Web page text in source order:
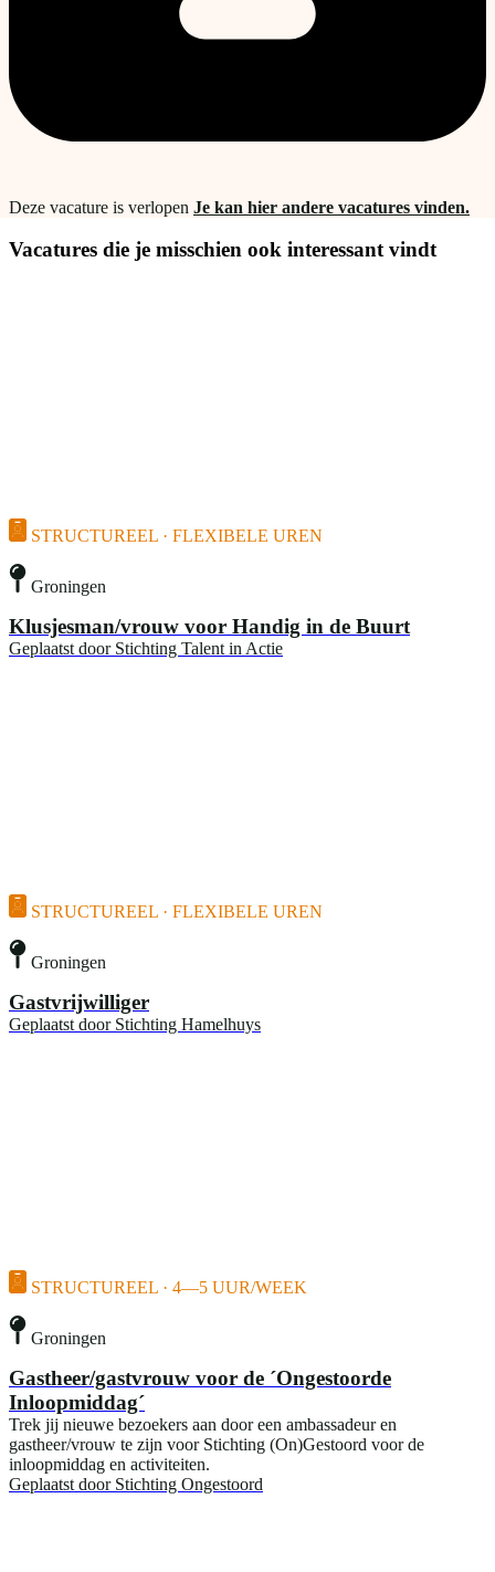
Deze vacature is verlopen Je kan hier andere vacatures vinden.
Vacatures die je misschien ook interessant vindt
STRUCTUREEL · FLEXIBELE UREN
Groningen
Klusjesman/vrouw voor Handig in de Buurt
Geplaatst door Stichting Talent in Actie
STRUCTUREEL · FLEXIBELE UREN
Groningen
Gastvrijwilliger
Geplaatst door Stichting Hamelhuys
STRUCTUREEL · 4—5 UUR/WEEK
Groningen
Gastheer/gastvrouw voor de ´Ongestoorde
Inloopmiddag´
Trek jij nieuwe bezoekers aan door een ambassadeur en
gastheer/vrouw te zijn voor Stichting (On)Gestoord voor de
inloopmiddag en activiteiten.
Geplaatst door Stichting Ongestoord